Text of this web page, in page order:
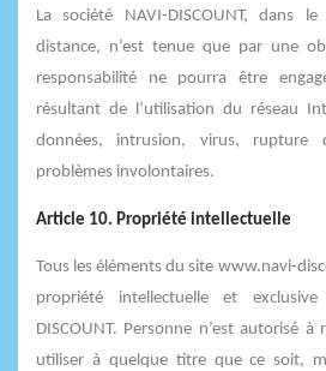
La société NAVI-DISCOUNT, dans
distance, n’est tenue que par une
responsabilité ne pourra être
résultant de l’utilisation du réseau
données, intrusion, virus, rupture
problèmes involontaires.
Article 10. Propriété intellectuelle
Tous les éléments du site www.navi-
propriété intellectuelle et
DISCOUNT. Personne n’est autorisé
utiliser à quelque titre que ce soit,